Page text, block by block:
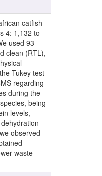
catfish
4: 1,132 to
used 93
clean (RTL),
Tukey test
regarding
during the
being
levels,
observed
waste